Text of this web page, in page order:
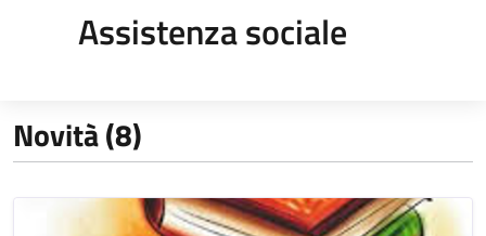
Assistenza sociale
Novità (8)